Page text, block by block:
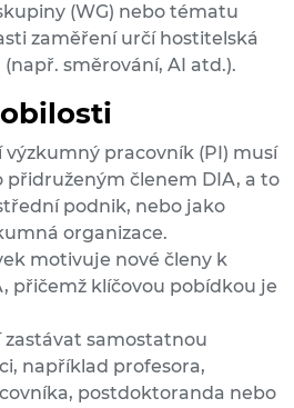
(WG) nebo tématu
zaměření určí hostitelská
směrování, AI atd.).
pracovník (PI) musí
přidruženým členem DIA, a to
podnik, nebo jako
organizace.
motivuje nové členy k
přičemž klíčovou pobídkou je
samostatnou
například profesora,
postdoktoranda nebo